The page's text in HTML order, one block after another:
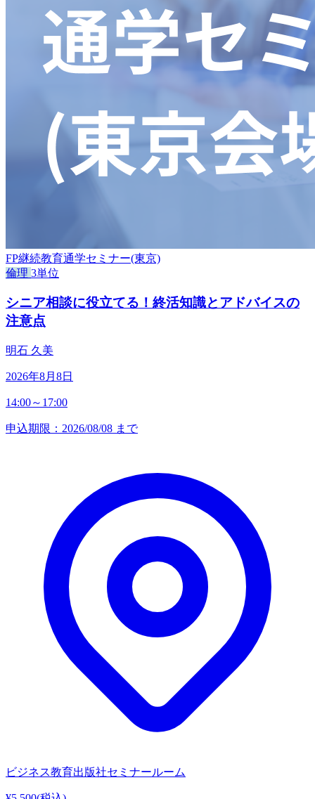
FP継続教育通学セミナー(東京)
倫理 3単位
シニア相談に役立てる！終活知識とアドバイスの
注意点
明石 久美
2026年8月8日
14:00～17:00
申込期限：2026/08/08 まで
ビジネス教育出版社セミナールーム